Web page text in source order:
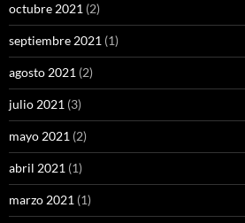
octubre 2021 (2)
septiembre 2021 (1)
agosto 2021 (2)
julio 2021 (3)
mayo 2021 (2)
abril 2021 (1)
marzo 2021 (1)